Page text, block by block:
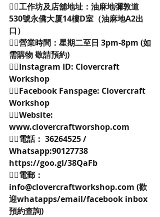
👉🏻工作坊及店舖地址：油麻地彌敦道
530號永僑大厦14樓D室（油麻地A2出
口）
👉🏻營業時間：星期二至日 3pm-8pm (如
需購物 敬請預約)
👉🏻Instagram ID: Clovercraft
Workshop
👉🏻Facebook Fanspage: Clovercraft
Workshop
👉🏻Website:
www.clovercraftworshop.com
👉🏻電話： 36264525 /
Whatsapp:90127738
https://goo.gl/38QaFb
👉🏻電郵：
info@clovercraftworkshop.com (歡
迎whatapps/email/facebook inbox
預約查詢)